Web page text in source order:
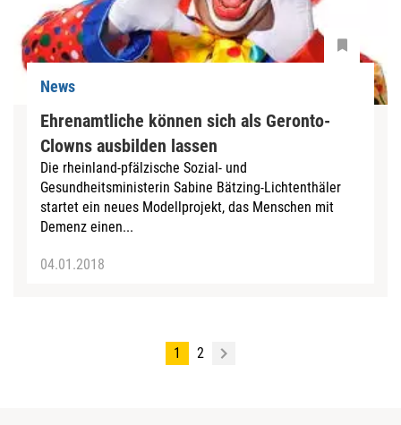
News
Ehrenamtliche können sich als Geronto-
Clowns ausbilden lassen
Die rheinland-pfälzische Sozial- und
Gesundheitsministerin Sabine Bätzing-Lichtenthäler
startet ein neues Modellprojekt, das Menschen mit
Demenz einen...
04.01.2018
1 2